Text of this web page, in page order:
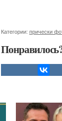
Категории: прически